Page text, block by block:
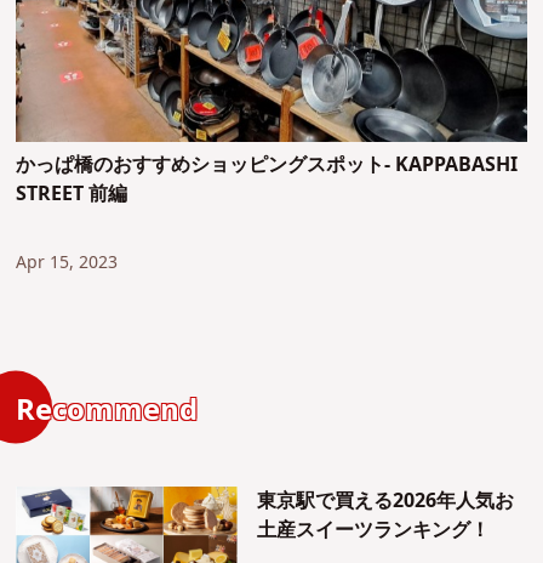
かっぱ橋のおすすめショッピングスポット- KAPPABASHI
STREET 前編
Apr 15, 2023
Recommend
東京駅で買える2026年人気お
土産スイーツランキング！